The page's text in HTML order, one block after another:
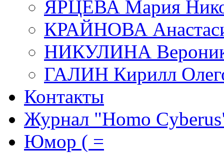
ЯРЦЕВА Мария
КРАЙНОВА
НИКУЛИНА
ГАЛИН Кирилл
Контакты
Журнал "Homo
Юмор ( =